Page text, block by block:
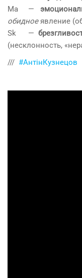
Ma —
обидноеявление
Sk —
(несклонность,
/// #АнтінКузнецов